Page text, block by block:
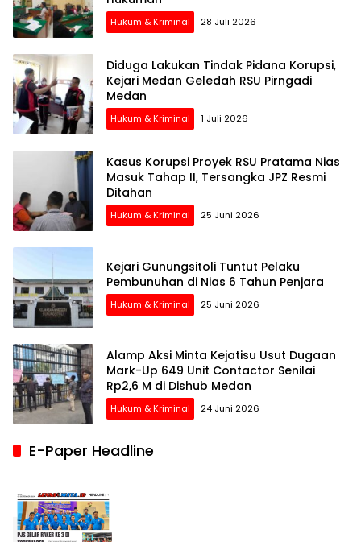
Hukum & Kriminal 28 Juli 2026
Diduga Lakukan Tindak Pidana Korupsi,
Kejari Medan Geledah RSU Pirngadi
Medan
Hukum & Kriminal 1 Juli 2026
Kasus Korupsi Proyek RSU Pratama Nias
Masuk Tahap II, Tersangka JPZ Resmi
Ditahan
Hukum & Kriminal 25 Juni 2026
Kejari Gunungsitoli Tuntut Pelaku
Pembunuhan di Nias 6 Tahun Penjara
Hukum & Kriminal 25 Juni 2026
Alamp Aksi Minta Kejatisu Usut Dugaan
Mark-Up 649 Unit Contactor Senilai
Rp2,6 M di Dishub Medan
Hukum & Kriminal 24 Juni 2026
E-Paper Headline